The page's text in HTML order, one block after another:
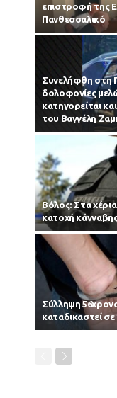
επιστροφή της
Πανθεσσαλικό
Συνελήφθη στη
δολοφονίες
κατηγορείται
του Βαγγέλη
Βόλος: Στα
κατοχή
Σύλληψη
καταδικαστεί